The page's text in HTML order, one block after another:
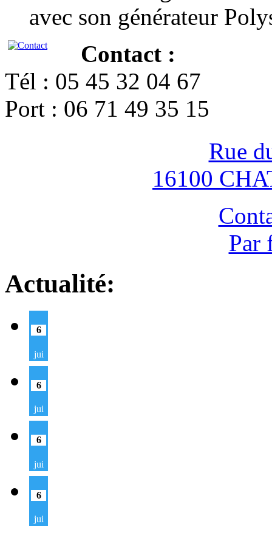
avec son générateur
Contact :
Tél : 05 45 32 04 67
Port : 06 71 49 35 15
Rue
16100
Par
Actualité:
6
jui
6
jui
6
jui
6
jui